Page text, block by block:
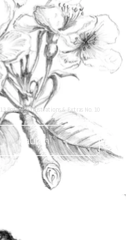
13 Botanical Illustrations & Extras No. 10
kaufen